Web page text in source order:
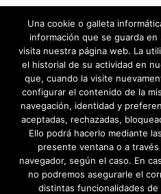
julio 2025
junio 2025
mayo 2025
abril 2025
marzo 2025
febrero 2025
1 … 3 4 5
»
Una cookie o galleta
información que se guarda
visita nuestra página web. La
el historial de su actividad en
que, cuando la visite
configurar el contenido de la
navegación, identidad y
aceptadas, rechazadas,
Ello podrá hacerlo mediante
presente ventana o a
navegador, según el caso. En
no podremos asegurarle el
distintas funcionalidades